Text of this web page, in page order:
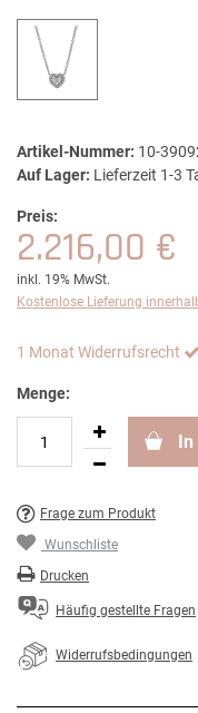
Artikel-Nummer: 10-
Auf Lager: Lieferzeit 1-3
Preis:
2.216,00 €
inkl. 19% MwSt.
Kostenlose Lieferung
1 Monat Widerrufsrecht
Menge:
Frage zum Produkt
Wunschliste
Drucken
Häufig gestellte Fragen
Widerrufsbedingungen